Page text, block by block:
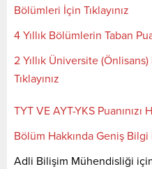
Bölümleri İçin Tıklayınız
4 Yıllık Bölümlerin Taban
2 Yıllık Üniversite
Tıklayınız
TYT VE AYT-YKS Puanınızı
Bölüm Hakkında Geniş Bilgi
Adli Bilişim Mühendisliği